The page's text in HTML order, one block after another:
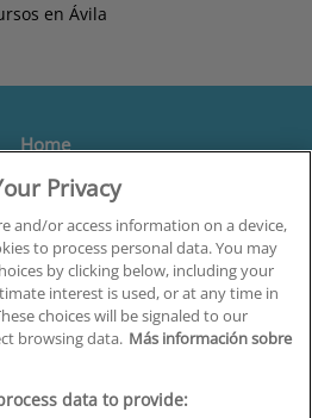
en Ávila
Home
Formación
Centros
somos
Contacta
Aviso Legal
Privacy
and/or access information on a device,
to process personal data. You may
by clicking below, including your
interest is used, or at any time in
choices will be signaled to our
browsing data. Más información sobre
data to provide: